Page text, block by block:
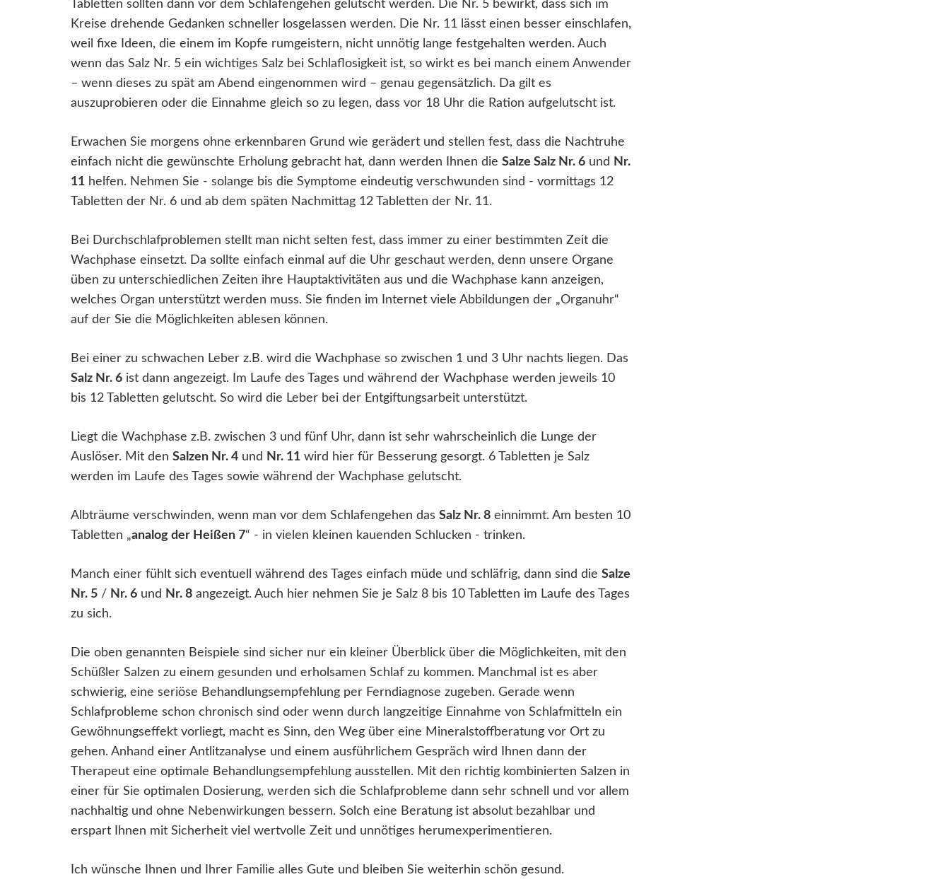
Tabletten sollten dann vor dem Schlafengehen gelutscht werden. Die Nr. 5 bewirkt, dass sich im
Kreise drehende Gedanken schneller losgelassen werden. Die Nr. 11 lässt einen besser einschlafen,
weil fixe Ideen, die einem im Kopfe rumgeistern, nicht unnötig lange festgehalten werden. Auch
wenn das Salz Nr. 5 ein wichtiges Salz bei Schlaflosigkeit ist, so wirkt es bei manch einem Anwender
– wenn dieses zu spät am Abend eingenommen wird – genau gegensätzlich. Da gilt es
auszuprobieren oder die Einnahme gleich so zu legen, dass vor 18 Uhr die Ration aufgelutscht ist.
Erwachen Sie morgens ohne erkennbaren Grund wie gerädert und stellen fest, dass die Nachtruhe
einfach nicht die gewünschte Erholung gebracht hat, dann werden Ihnen die Salze Salz Nr. 6und Nr.
11helfen. Nehmen Sie - solange bis die Symptome eindeutig verschwunden sind - vormittags 12
Tabletten der Nr. 6 und ab dem späten Nachmittag 12 Tabletten der Nr. 11.
Bei Durchschlafproblemen stellt man nicht selten fest, dass immer zu einer bestimmten Zeit die
Wachphase einsetzt. Da sollte einfach einmal auf die Uhr geschaut werden, denn unsere Organe
üben zu unterschiedlichen Zeiten ihre Hauptaktivitäten aus und die Wachphase kann anzeigen,
welches Organ unterstützt werden muss. Sie finden im Internet viele Abbildungen der „Organuhr“
auf der Sie die Möglichkeiten ablesen können.
Bei einer zu schwachen Leber z.B. wird die Wachphase so zwischen 1 und 3 Uhr nachts liegen. Das
Salz Nr. 6ist dann angezeigt. Im Laufe des Tages und während der Wachphase werden jeweils 10
bis 12 Tabletten gelutscht. So wird die Leber bei der Entgiftungsarbeit unterstützt.
Liegt die Wachphase z.B. zwischen 3 und fünf Uhr, dann ist sehr wahrscheinlich die Lunge der
Auslöser. Mit den Salzen Nr. 4und Nr. 11wird hier für Besserung gesorgt. 6 Tabletten je Salz
werden im Laufe des Tages sowie während der Wachphase gelutscht.
Albträume verschwinden, wenn man vor dem Schlafengehen das Salz Nr. 8einnimmt. Am besten 10
Tabletten „analog der Heißen 7“ - in vielen kleinen kauenden Schlucken - trinken.
Manch einer fühlt sich eventuell während des Tages einfach müde und schläfrig, dann sind die Salze
Nr. 5/ Nr. 6und Nr. 8angezeigt. Auch hier nehmen Sie je Salz 8 bis 10 Tabletten im Laufe des Tages
zu sich.
Die oben genannten Beispiele sind sicher nur ein kleiner Überblick über die Möglichkeiten, mit den
Schüßler Salzen zu einem gesunden und erholsamen Schlaf zu kommen. Manchmal ist es aber
schwierig, eine seriöse Behandlungsempfehlung per Ferndiagnose zugeben. Gerade wenn
Schlafprobleme schon chronisch sind oder wenn durch langzeitige Einnahme von Schlafmitteln ein
Gewöhnungseffekt vorliegt, macht es Sinn, den Weg über eine Mineralstoffberatung vor Ort zu
gehen. Anhand einer Antlitzanalyse und einem ausführlichem Gespräch wird Ihnen dann der
Therapeut eine optimale Behandlungsempfehlung ausstellen. Mit den richtig kombinierten Salzen in
einer für Sie optimalen Dosierung, werden sich die Schlafprobleme dann sehr schnell und vor allem
nachhaltig und ohne Nebenwirkungen bessern. Solch eine Beratung ist absolut bezahlbar und
erspart Ihnen mit Sicherheit viel wertvolle Zeit und unnötiges herumexperimentieren.
Ich wünsche Ihnen und Ihrer Familie alles Gute und bleiben Sie weiterhin schön gesund.